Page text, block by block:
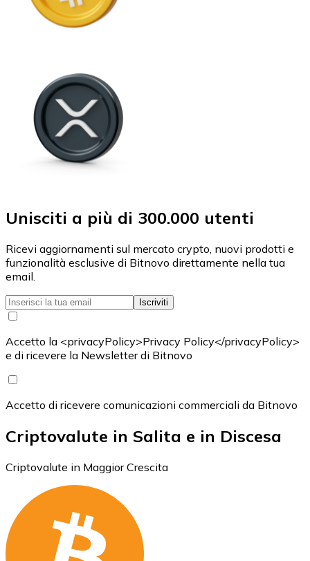
Unisciti a più di 300.000 utenti
Ricevi aggiornamenti sul mercato crypto, nuovi prodotti e
funzionalità esclusive di Bitnovo direttamente nella tua
email.
Iscriviti
Accetto la <privacyPolicy>Privacy Policy</privacyPolicy>
e di ricevere la Newsletter di Bitnovo
Accetto di ricevere comunicazioni commerciali da Bitnovo
Criptovalute in Salita e in Discesa
Criptovalute in Maggior Crescita